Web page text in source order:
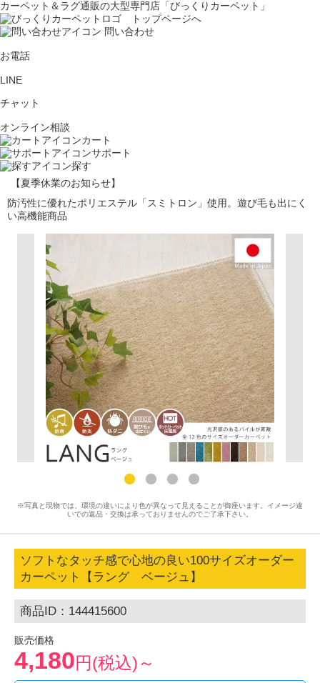
カーペット＆ラグ通販の大型専門店「びっくりカーペット」
問い合わせ
お電話
LINE
チャット
オンライン相談
カート
サポート
探す
【夏季休業のお知らせ】
防汚性に優れたポリエステル「スミトロン」使用。遊び毛も出にく
い高機能商品
※写真と現物では、環境の違いにより色が異なって見えることが御座います。イメージ違
いでの返品・交換は承っておりませんのでご了承下さい。
ソフトなタッチ感で心地の良い100サイズオーダー
カーペット【ラング ベージュ】
商品ID：144415600
販売価格
4,180円(税込)～